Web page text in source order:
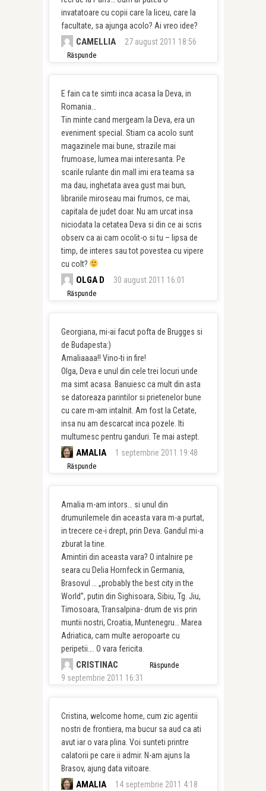
invatatoare cu copii care la liceu, care la
facultate, sa ajunga acolo? Ai vreo idee?
CAMELLIA 27 august 2011 18:56
Răspunde
E fain ca te simti inca acasa la Deva, in
Romania…
Tin minte cand mergeam la Deva, era un
eveniment special. Stiam ca acolo sunt
magazinele mai bune, strazile mai
frumoase, lumea mai interesanta. Pe
scarile rulante din mall imi era teama sa
ma dau, inghetata avea gust mai bun,
librariile miroseau mai frumos, ce mai,
capitala de judet doar. Nu am urcat insa
niciodata la cetatea Deva si din ce ai scris
observ ca ai cam ocolit-o si tu – lipsa de
timp, de interes sau tot povestea cu vipere
cu colt?
OLGA D 30 august 2011 16:01
Răspunde
Georgiana, mi-ai facut pofta de Brugges si
de Budapesta:)
Amaliaaaa!! Vino-ti in fire!
Olga, Deva e unul din cele trei locuri unde
ma simt acasa. Banuiesc ca mult din asta
se datoreaza parintilor si prietenelor bune
cu care m-am intalnit. Am fost la Cetate,
insa nu am descarcat inca pozele. Iti
multumesc pentru ganduri. Te mai astept.
AMALIA 1 septembrie 2011 19:48
Răspunde
Amalia m-am intors… si unul din
drumurilemele din aceasta vara m-a purtat,
in trecere ce-i drept, prin Deva. Gandul mi-a
zburat la tine.
Amintiri din aceasta vara? O intalnire pe
seara cu Delia Hornfeck in Germania,
Brasovul … „probably the best city in the
World”, putin din Sighisoara, Sibiu, Tg. Jiu,
Timosoara, Transalpina- drum de vis prin
muntii nostri, Croatia, Muntenegru… Marea
Adriatica, cam multe aeropoarte cu
peripetii…. O vara fericita.
CRISTINAC
9 septembrie 2011 16:31
Răspunde
Cristina, welcome home, cum zic agentii
nostri de frontiera, ma bucur sa aud ca ati
avut iar o vara plina. Voi sunteti printre
calatorii pe care ii admir. N-am ajuns la
Brasov, ajung data viitoare.
AMALIA 14 septembrie 2011 4:18